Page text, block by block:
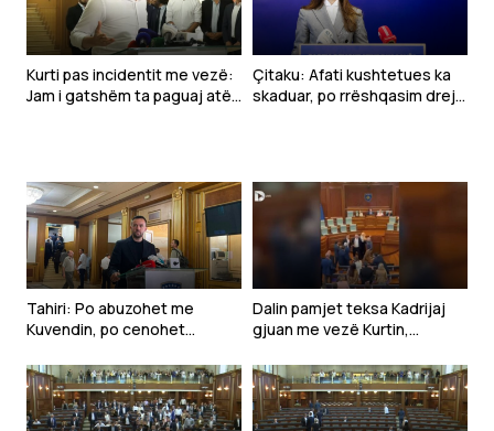
Kurti pas incidentit me vezë:
Jam i gatshëm ta paguaj atë
Çitaku: Afati kushtetues ka
skaduar, po rrëshqasim drejt
Tahiri: Po abuzohet me
Kuvendin, po cenohet
prodhohet krizë politike
Dalin pamjet teksa Kadrijaj
gjuan me vezë Kurtin,